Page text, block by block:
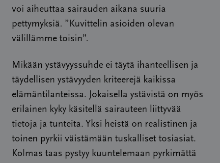
voi aiheuttaa sairauden aikana suuria
pettymyksiä. ”Kuvittelin asioiden olevan
välillämme toisin”.
Mikään ystävyyssuhde ei täytä ihanteellisen ja
täydellisen ystävyyden kriteerejä kaikissa
elämäntilanteissa. Jokaisella ystävistä on myös
erilainen kyky käsitellä sairauteen liittyvää
tietoja ja tunteita. Yksi heistä on realistinen ja
toinen pyrkii väistämään tuskalliset tosiasiat.
Kolmas taas pystyy kuuntelemaan pyrkimättä